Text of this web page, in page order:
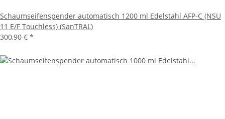
Schaumseifenspender automatisch 1200 ml Edelstahl AFP-C (NSU
11 E/F Touchless) (SanTRAL)
300,90 € *